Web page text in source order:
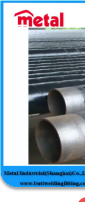
CASA
CIRCA
GIRO
2026
TOBO
STEEL
GROUP
Reserved.